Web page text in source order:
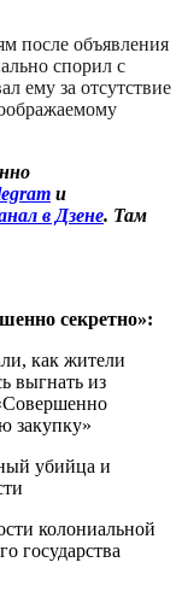
после объявления
спорил с
ему за отсутствие
и
в Дзене. Там
секретно»:
как жители
выгнать из
закупку»
убийца и
колониальной
государства